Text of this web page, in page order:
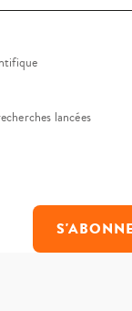
lancées